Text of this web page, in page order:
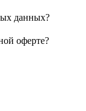
данных?
оферте?